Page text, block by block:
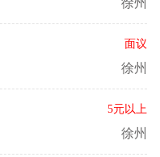
徐州
面议
徐州
5元以上
徐州